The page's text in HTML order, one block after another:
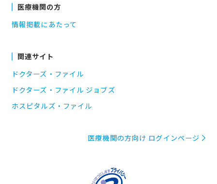
医療機関の方
情報掲載にあたって
関連サイト
ドクターズ・ファイル
ドクターズ・ファイル ジョブズ
ホスピタルズ・ファイル
医療機関の方向け ログインページ